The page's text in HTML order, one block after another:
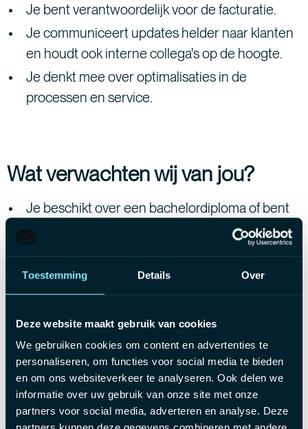
Toestemming Details Over
Deze website maakt gebruik van cookies
We gebruiken cookies om content en advertenties te
personaliseren, om functies voor social media te bieden
en om ons websiteverkeer te analyseren. Ook delen we
informatie over uw gebruik van onze site met onze
partners voor social media, adverteren en analyse. Deze
Je bent verantwoordelijk voor de facturatie.
Je communiceert updates helder naar klanten
en houdt ook interne collega's op de hoogte.
Je denkt mee over optimalisaties in de
processen en service.
Wat verwachten wij van jou?
Je beschikt over een bachelordiploma of bent
gelijkwaardig door een stevige ervaring in
administratieve of commerciële functies.
Je hebt interesse in of affiniteit met technische
zaken.
Je spreekt vloeiend Nederlands en spreekt vlot
Frans & Engels.
Je bent communicatief, klantgericht en
probleemoplossend.
Je bent een doorzetter, probleemoplossend en
stressbestendig.